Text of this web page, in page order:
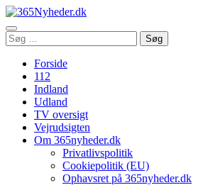
Åbn
menu
Søg
efter:
Søg
Forside
112
Indland
Udland
TV oversigt
Vejrudsigten
Om 365nyheder.dk
Privatlivspolitik
Cookiepolitik (EU)
Ophavsret på 365nyheder.dk